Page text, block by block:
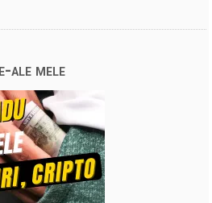
ale mele